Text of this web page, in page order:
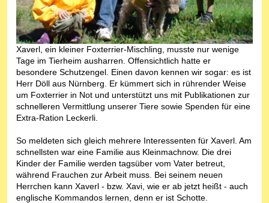
Xaverl, ein kleiner Foxterrier-Mischling, musste nur wenige
Tage im Tierheim ausharren. Offensichtlich hatte er
besondere Schutzengel. Einen davon kennen wir sogar: es ist
Herr Döll aus Nürnberg. Er kümmert sich in rührender Weise
um Foxterrier in Not und unterstützt uns mit Publikationen zur
schnelleren Vermittlung unserer Tiere sowie Spenden für eine
Extra-Ration Leckerli.
So meldeten sich gleich mehrere Interessenten für Xaverl. Am
schnellsten war eine Familie aus Kleinmachnow. Die drei
Kinder der Familie werden tagsüber vom Vater betreut,
während Frauchen zur Arbeit muss. Bei seinem neuen
Herrchen kann Xaverl - bzw. Xavi, wie er ab jetzt heißt - auch
englische Kommandos lernen, denn er ist Schotte.